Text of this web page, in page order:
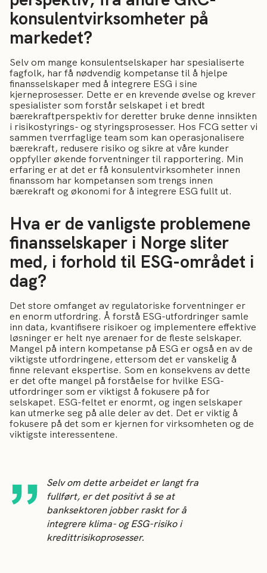
konsulentvirksomheter på
markedet?
Selv om mange konsulentselskaper har spesialiserte
fagfolk, har få nødvendig kompetanse til å hjelpe
finansselskaper med å integrere ESG i sine
kjerneprosesser. Dette er en krevende øvelse og krever
spesialister som forstår selskapet i et bredt
bærekraftperspektiv for deretter bruke denne innsikten
i risikostyrings- og styringsprosesser. Hos FCG setter vi
sammen tverrfaglige team som kan operasjonalisere
bærekraft, redusere risiko og sikre at våre kunder
oppfyller økende forventninger til rapportering. Min
erfaring er at det er få konsulentvirksomheter innen
finanssom har kompetansen som trengs innen
bærekraft og økonomi for å integrere ESG fullt ut.
Hva er de vanligste problemene
finansselskaper i Norge sliter
med, i forhold til ESG-området i
dag?
Det store omfanget av regulatoriske forventninger er
en enorm utfordring. Å forstå ESG-utfordringer samle
inn data, kvantifisere risikoer og implementere effektive
løsninger er helt nye arenaer for de fleste selskaper.
Mangel på intern kompetanse på ESG er også en av de
viktigste utfordringene, ettersom det er vanskelig å
finne relevant ekspertise. Som en konsekvens av dette
er det ofte mangel på forståelse for hvilke ESG-
utfordringer som er viktigst å fokusere på for
selskapet. ESG-feltet er enormt, og ingen selskaper
kan utmerke seg på alle deler av det. Det er viktig å
fokusere på det som er kjernen for virksomheten og de
viktigste interessentene.
Selv om dette arbeidet er langt fra
fullført, er det positivt å se at
banksektoren jobber raskt for å
integrere klima- og ESG-risiko i
kredittrisikoprosesser.